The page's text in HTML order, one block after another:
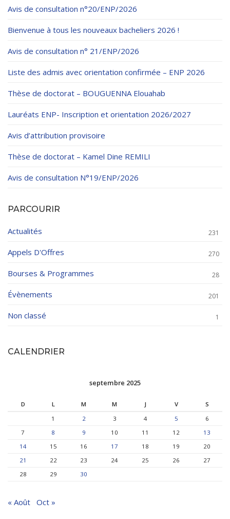
Classes Préparatoires
Charte de Déontologie et D’éthique Universitaires
Avis de consultation n°20/ENP/2026
Bienvenue à tous les nouveaux bacheliers 2026 !
Avis de consultation n° 21/ENP/2026
Liste des admis avec orientation confirmée – ENP 2026
Thèse de doctorat – BOUGUENNA Elouahab
Lauréats ENP- Inscription et orientation 2026/2027
Avis d’attribution provisoire
Thèse de doctorat – Kamel Dine REMILI
Avis de consultation N°19/ENP/2026
PARCOURIR
Actualités 231
Appels D'Offres 270
Bourses & Programmes 28
Évènements 201
Non classé 1
CALENDRIER
septembre 2025
D L M M J V
S
1
2 3 4 5
6
7
8 9 10 11 12
13
14
15 16 17 18 19
20
21
22 23 24 25 26
27
28
29 30
« Août Oct »